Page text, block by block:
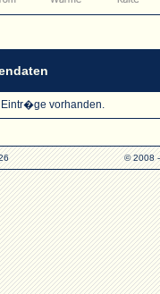
Eintr�ge vorhanden.
© 2008